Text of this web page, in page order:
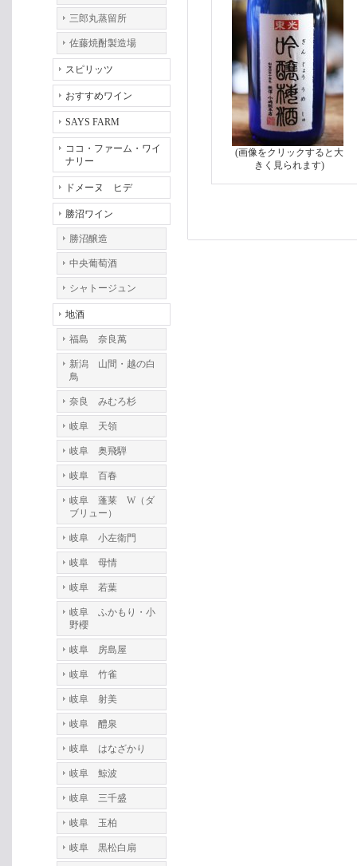
三郎丸蒸留所
佐藤焼酎製造場
スピリッツ
おすすめワイン
SAYS FARM
ココ・ファーム・ワイ
ナリー
ドメーヌ ヒデ
勝沼ワイン
勝沼醸造
中央葡萄酒
シャトージュン
地酒
福島 奈良萬
新潟 山間・越の白
鳥
奈良 みむろ杉
岐阜 天領
岐阜 奥飛騨
岐阜 百春
岐阜 蓬莱 W（ダ
ブリュー）
岐阜 小左衛門
岐阜 母情
岐阜 若葉
岐阜 ふかもり・小
野櫻
岐阜 房島屋
岐阜 竹雀
岐阜 射美
岐阜 醴泉
岐阜 はなざかり
岐阜 鯨波
岐阜 三千盛
岐阜 玉柏
岐阜 黒松白扇
(画像をクリックすると大
きく見られます)